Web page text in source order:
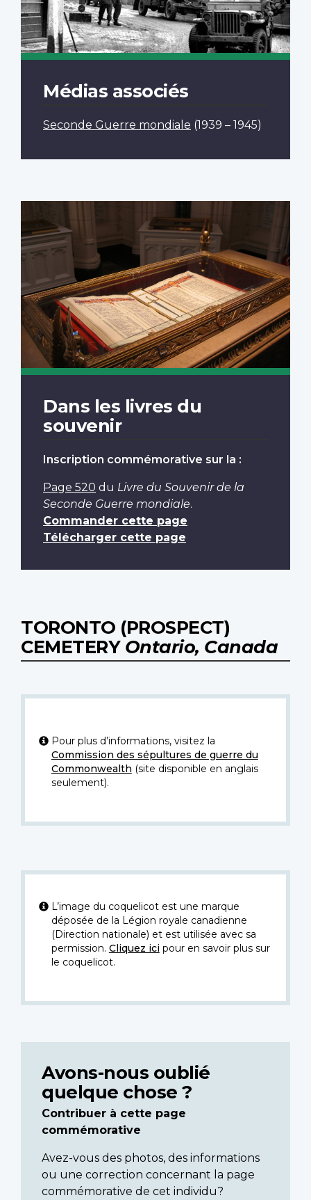
Médias associés
Seconde Guerre mondiale (1939 – 1945)
Dans les livres du
souvenir
Inscription commémorative sur la :
Page 520 du Livre du Souvenir de la
Seconde Guerre mondiale.
Commander cette page
Télécharger cette page
TORONTO (PROSPECT)
CEMETERY Ontario, Canada
Pour plus d’informations, visitez la
Commission des sépultures de guerre du
Commonwealth (site disponible en anglais
seulement).
L’image du coquelicot est une marque
déposée de la Légion royale canadienne
(Direction nationale) et est utilisée avec sa
permission. Cliquez icipour en savoir plus sur
le coquelicot.
Avons-nous oublié
quelque chose ?
Contribuer à cette page
commémorative
Avez-vous des photos, des informations
ou une correction concernant la page
commémorative de cet individu?